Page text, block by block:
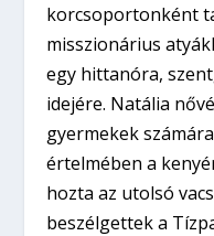
korcsoportonként
misszionárius
egy hittanóra,
idejére. Natália
gyermekek
értelmében a
hozta az utolsó
beszélgettek a